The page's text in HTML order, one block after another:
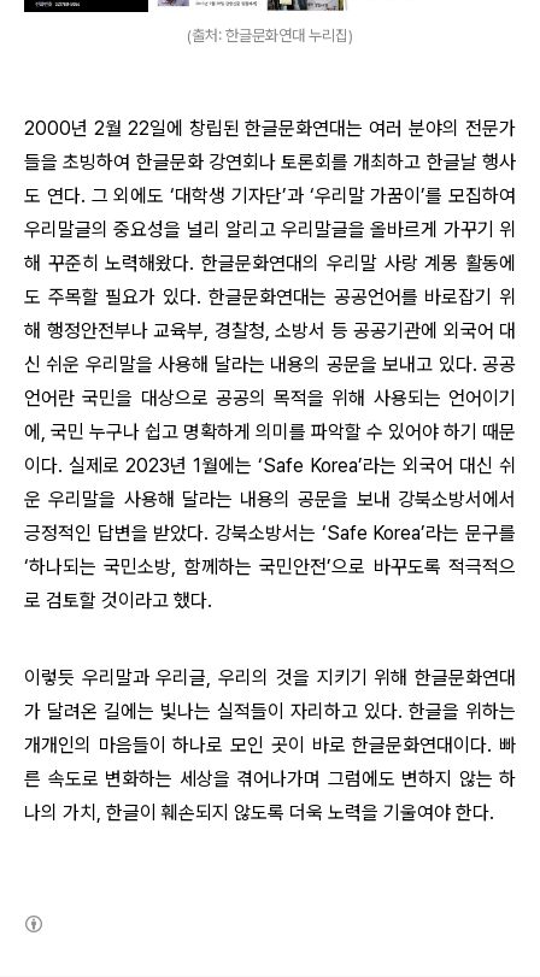
(출처: 한글문화연대 누리집)
2000년 2월 22일에 창립된 한글문화연대는 여러 분야의 전문가
들을 초빙하여 한글문화 강연회나 토론회를 개최하고 한글날 행사
도 연다. 그 외에도 ‘대학생 기자단’과 ‘우리말 가꿈이’를 모집하여
우리말글의 중요성을 널리 알리고 우리말글을 올바르게 가꾸기 위
해 꾸준히 노력해왔다. 한글문화연대의 우리말 사랑 계몽 활동에
도 주목할 필요가 있다. 한글문화연대는 공공언어를 바로잡기 위
해 행정안전부나 교육부, 경찰청, 소방서 등 공공기관에 외국어 대
신 쉬운 우리말을 사용해 달라는 내용의 공문을 보내고 있다. 공공
언어란 국민을 대상으로 공공의 목적을 위해 사용되는 언어이기
에, 국민 누구나 쉽고 명확하게 의미를 파악할 수 있어야 하기 때문
이다. 실제로 2023년 1월에는 ‘Safe Korea’라는 외국어 대신 쉬
운 우리말을 사용해 달라는 내용의 공문을 보내 강북소방서에서
긍정적인 답변을 받았다. 강북소방서는 ‘Safe Korea’라는 문구를
‘하나되는 국민소방, 함께하는 국민안전’으로 바꾸도록 적극적으
로 검토할 것이라고 했다.
이렇듯 우리말과 우리글, 우리의 것을 지키기 위해 한글문화연대
가 달려온 길에는 빛나는 실적들이 자리하고 있다. 한글을 위하는
개개인의 마음들이 하나로 모인 곳이 바로 한글문화연대이다. 빠
른 속도로 변화하는 세상을 겪어나가며 그럼에도 변하지 않는 하
나의 가치, 한글이 훼손되지 않도록 더욱 노력을 기울여야 한다.